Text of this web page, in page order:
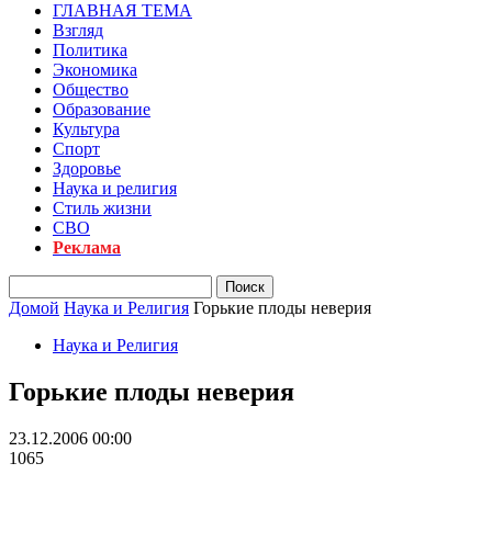
ГЛАВНАЯ ТЕМА
Взгляд
Политика
Экономика
Общество
Образование
Культура
Спорт
Здоровье
Наука и религия
Стиль жизни
СВО
Реклама
Домой Наука и Религия Горькие плоды неверия
Наука и Религия
Горькие плоды неверия
23.12.2006 00:00
1065